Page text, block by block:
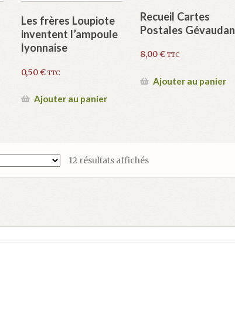
Les frères Loupiote
inventent l’ampoule
lyonnaise
0,50€ TTC
Ajouter au panier
Recueil Cartes
Postales Gévaudan
8,00€ TTC
Ajouter au panier
12 résultats affichés